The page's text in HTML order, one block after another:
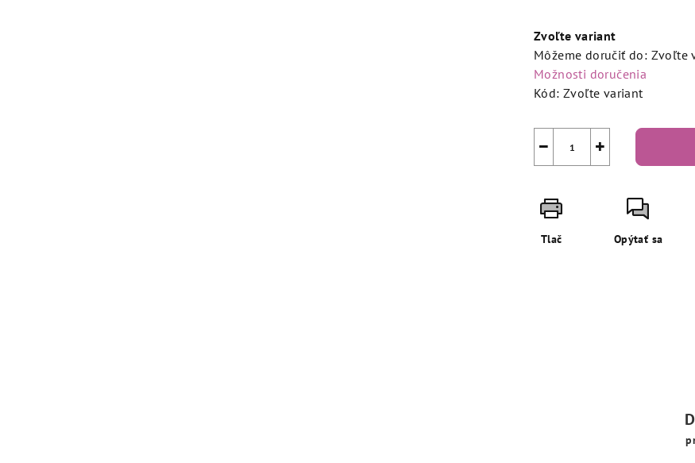
cena:
Zvoľte variant
Môžeme doručiť do: Zvoľte
Možnosti doručenia
Kód: Zvoľte variant
+
−
Tlač Opýtať sa